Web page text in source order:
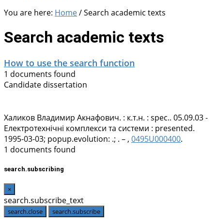
You are here: Home/Search academic texts
Search academic texts
How to use the search function
1 documents found
Candidate dissertation
Халиков Владимир Акнафович. : к.т.н. : spec.. 05.09.03 -
Електротехнічні комплекси та системи : presented.
1995-03-03; popup.evolution: .; . – , 0495U000400.
1 documents found
search.subscribing
×
search.subscribe_text
search.close search.subscribe